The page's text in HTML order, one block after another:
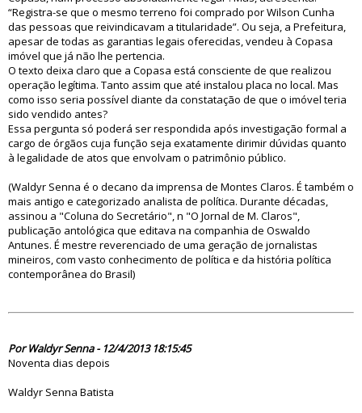
“Registra-se que o mesmo terreno foi comprado por Wilson Cunha
das pessoas que reivindicavam a titularidade”. Ou seja, a Prefeitura,
apesar de todas as garantias legais oferecidas, vendeu à Copasa
imóvel que já não lhe pertencia.
O texto deixa claro que a Copasa está consciente de que realizou
operação legítima. Tanto assim que até instalou placa no local. Mas
como isso seria possível diante da constatação de que o imóvel teria
sido vendido antes?
Essa pergunta só poderá ser respondida após investigação formal a
cargo de órgãos cuja função seja exatamente dirimir dúvidas quanto
à legalidade de atos que envolvam o patrimônio público.
(Waldyr Senna é o decano da imprensa de Montes Claros. É também o
mais antigo e categorizado analista de política. Durante décadas,
assinou a "Coluna do Secretário", n "O Jornal de M. Claros",
publicação antológica que editava na companhia de Oswaldo
Antunes. É mestre reverenciado de uma geração de jornalistas
mineiros, com vasto conhecimento de política e da história política
contemporânea do Brasil)
Por Waldyr Senna - 12/4/2013 18:15:45
Noventa dias depois
Waldyr Senna Batista